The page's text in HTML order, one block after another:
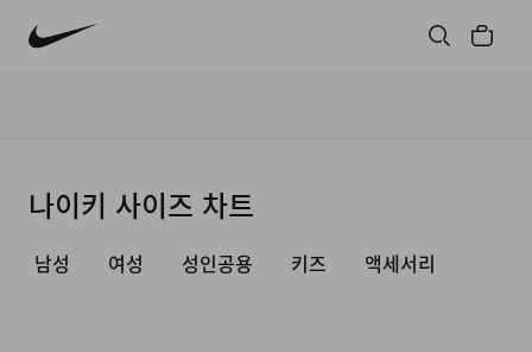
나이키 사이즈 차트
남성 여성 성인공용 키즈 액세서리